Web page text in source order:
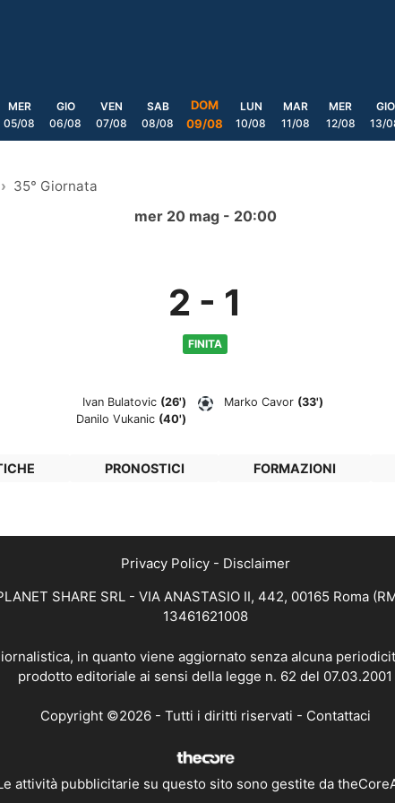
MER
05/08
GIO
06/08
VEN
07/08
SAB
08/08
DOM
09/08
LUN
10/08
MAR
11/08
MER
12/08
GIO
13/
35° Giornata
mer 20 mag - 20:00
2 - 1
FINITA
Ivan Bulatovic (26')
Danilo Vukanic (40')
Marko Cavor (33')
PRONOSTICI FORMAZIONI
Privacy Policy- Disclaimer
SHARE SRL - VIA ANASTASIO II, 442, 00165 Roma
13461621008
in quanto viene aggiornato senza alcuna
prodotto editoriale ai sensi della legge n. 62 del 07.03.2001
Copyright ©2026 - Tutti i diritti riservati - Contattaci
attività pubblicitarie su questo sito sono gestite da